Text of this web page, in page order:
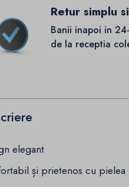
Retur simplu
Banii inapoi in
de la receptia
elegant
și prietenos cu pielea